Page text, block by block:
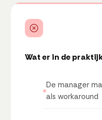
Wat er in de
De manager
als workaround